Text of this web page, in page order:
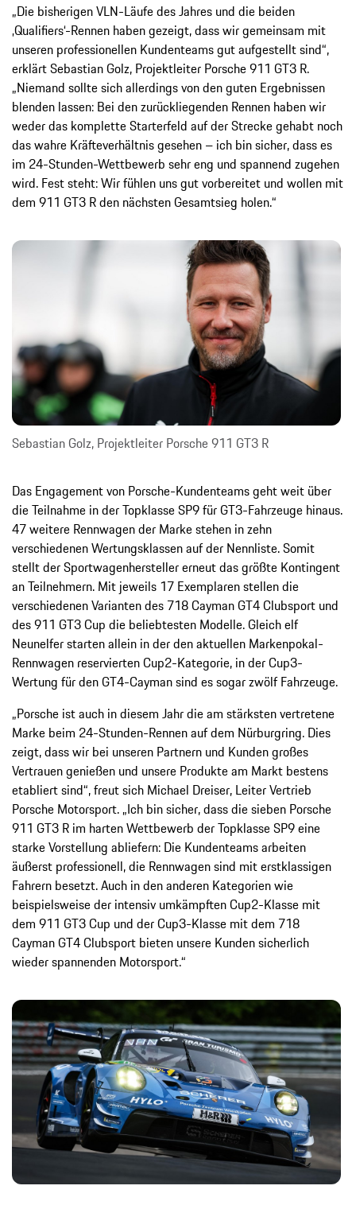
„Die bisherigen VLN-Läufe des Jahres und die beiden
‚Qualifiers‘-Rennen haben gezeigt, dass wir gemeinsam mit
unseren professionellen Kundenteams gut aufgestellt sind“,
erklärt Sebastian Golz, Projektleiter Porsche 911 GT3 R.
„Niemand sollte sich allerdings von den guten Ergebnissen
blenden lassen: Bei den zurückliegenden Rennen haben wir
weder das komplette Starterfeld auf der Strecke gehabt noch
das wahre Kräfteverhältnis gesehen – ich bin sicher, dass es
im 24-Stunden-Wettbewerb sehr eng und spannend zugehen
wird. Fest steht: Wir fühlen uns gut vorbereitet und wollen mit
dem 911 GT3 R den nächsten Gesamtsieg holen.“
Sebastian Golz, Projektleiter Porsche 911 GT3 R
Das Engagement von Porsche-Kundenteams geht weit über
die Teilnahme in der Topklasse SP9 für GT3-Fahrzeuge hinaus.
47 weitere Rennwagen der Marke stehen in zehn
verschiedenen Wertungsklassen auf der Nennliste. Somit
stellt der Sportwagenhersteller erneut das größte Kontingent
an Teilnehmern. Mit jeweils 17 Exemplaren stellen die
verschiedenen Varianten des 718 Cayman GT4 Clubsport und
des 911 GT3 Cup die beliebtesten Modelle. Gleich elf
Neunelfer starten allein in der den aktuellen Markenpokal-
Rennwagen reservierten Cup2-Kategorie, in der Cup3-
Wertung für den GT4-Cayman sind es sogar zwölf Fahrzeuge.
„Porsche ist auch in diesem Jahr die am stärksten vertretene
Marke beim 24-Stunden-Rennen auf dem Nürburgring. Dies
zeigt, dass wir bei unseren Partnern und Kunden großes
Vertrauen genießen und unsere Produkte am Markt bestens
etabliert sind“, freut sich Michael Dreiser, Leiter Vertrieb
Porsche Motorsport. „Ich bin sicher, dass die sieben Porsche
911 GT3 R im harten Wettbewerb der Topklasse SP9 eine
starke Vorstellung abliefern: Die Kundenteams arbeiten
äußerst professionell, die Rennwagen sind mit erstklassigen
Fahrern besetzt. Auch in den anderen Kategorien wie
beispielsweise der intensiv umkämpften Cup2-Klasse mit
dem 911 GT3 Cup und der Cup3-Klasse mit dem 718
Cayman GT4 Clubsport bieten unsere Kunden sicherlich
wieder spannenden Motorsport.“